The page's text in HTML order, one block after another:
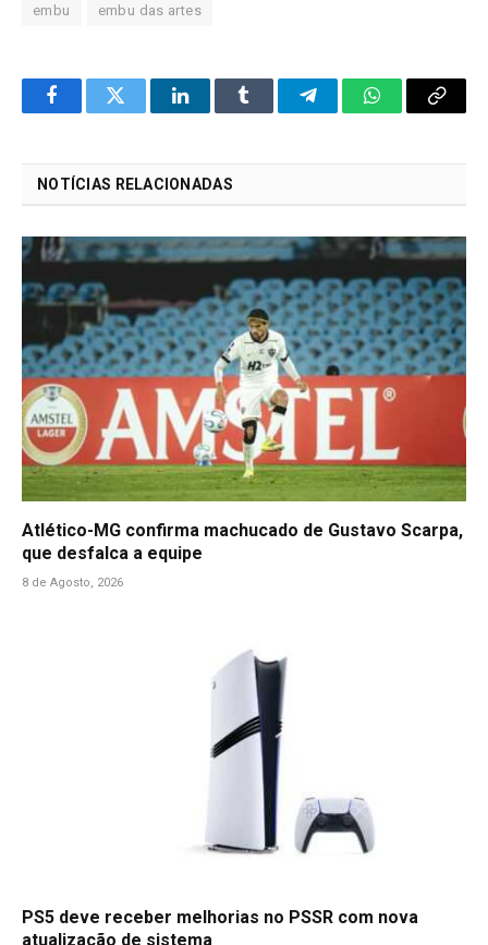
embu embu das artes
FacebookTwitter LinkedInTumblr TelegramWhatsApp
Copy
NOTÍCIAS RELACIONADAS
Atlético-MG confirma machucado de Gustavo Scarpa,
que desfalca a equipe
8 de Agosto, 2026
PS5 deve receber melhorias no PSSR com nova
atualização de sistema